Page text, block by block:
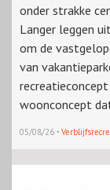
onder strakke
Langer leggen
om de
van
woonconcept
05/08/26 ·